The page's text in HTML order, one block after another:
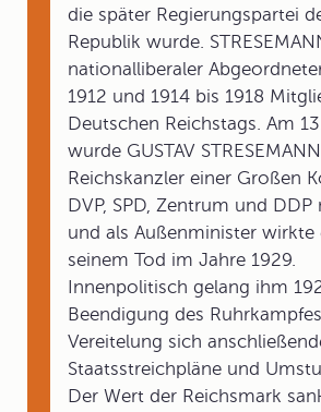
die später Regierungspartei
Republik wurde.
nationalliberaler
1912 und 1914 bis 1918
Deutschen Reichstags. Am
wurde GUSTAV
Reichskanzler einer Großen
DVP, SPD, Zentrum und
und als Außenminister wirkte
seinem Tod im Jahre 1929.
Innenpolitisch gelang ihm
Beendigung des
Vereitelung sich
Staatsstreichpläne und
Der Wert der Reichsmark